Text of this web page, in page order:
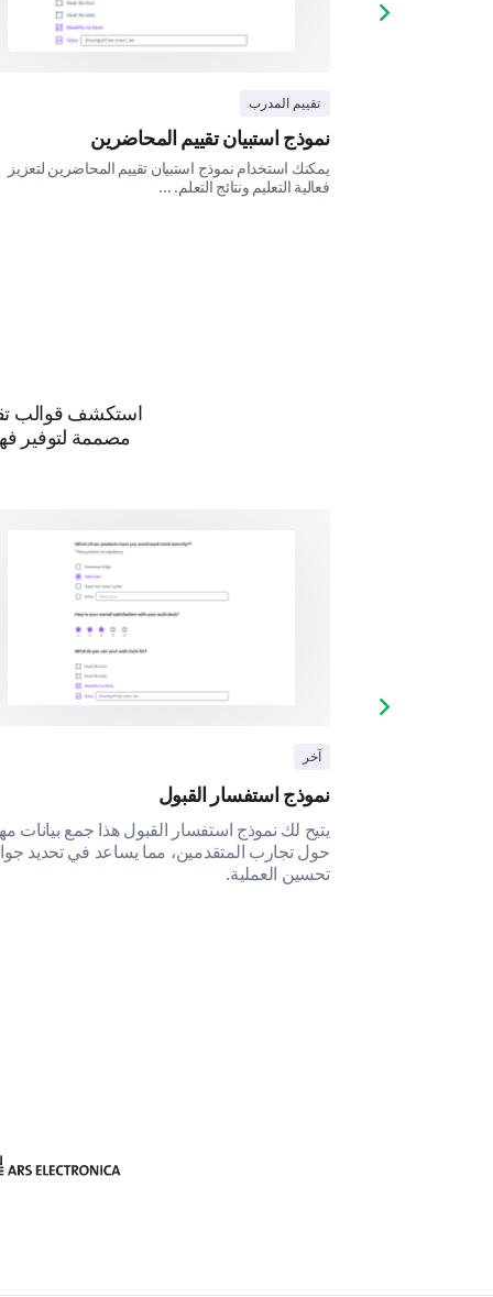
تقييم المدرب
نموذج استبيان تقييم المحاضرين
يمكنك استخدام نموذج استبيان تقييم المحاضرين لتعزيز
فعالية التعليم ونتائج التعلم. ...
Next slide
استكشف قوالب
مصممة لتوفير
آخر
نموذج استفسار القبول
يتيح لك نموذج استفسار القبول هذا جمع بيانات
حول تجارب المتقدمين، مما يساعد في تحديد
تحسين العملية.
Next slide